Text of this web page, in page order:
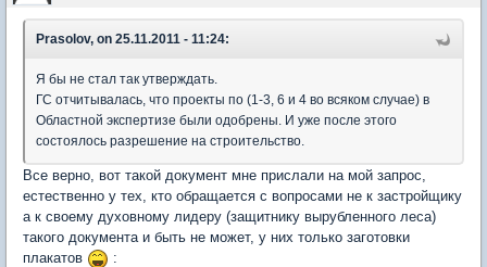
Prasolov, on 25.11.2011 - 11:24:
Я бы не стал так утверждать.
ГС отчитывалась, что проекты по (1-3, 6 и 4 во всяком случае) в
Областной экспертизе были одобрены. И уже после этого
состоялось разрешение на строительство.
Все верно, вот такой документ мне прислали на мой запрос,
естественно у тех, кто обращается с вопросами не к застройщику
а к своему духовному лидеру (защитнику вырубленного леса)
такого документа и быть не может, у них только заготовки
плакатов
: